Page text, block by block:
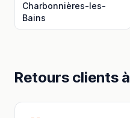
Charbonnières-les-
Bains
Retours clients à